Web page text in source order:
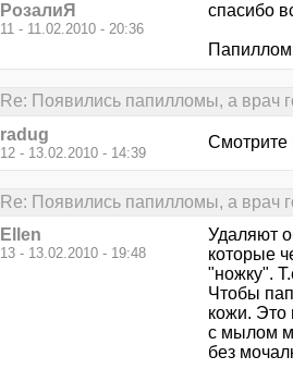
РозалиЯ
11 - 11.02.2010 - 20:36
спасибо
Re: Появились папилломы, а врач
radug
12 - 13.02.2010 - 14:39
Смотрите
Re: Появились папилломы, а врач
Ellen
13 - 13.02.2010 - 19:48
Удаляют
которые
"ножку".
Чтобы
кожи. Это
с мылом
без